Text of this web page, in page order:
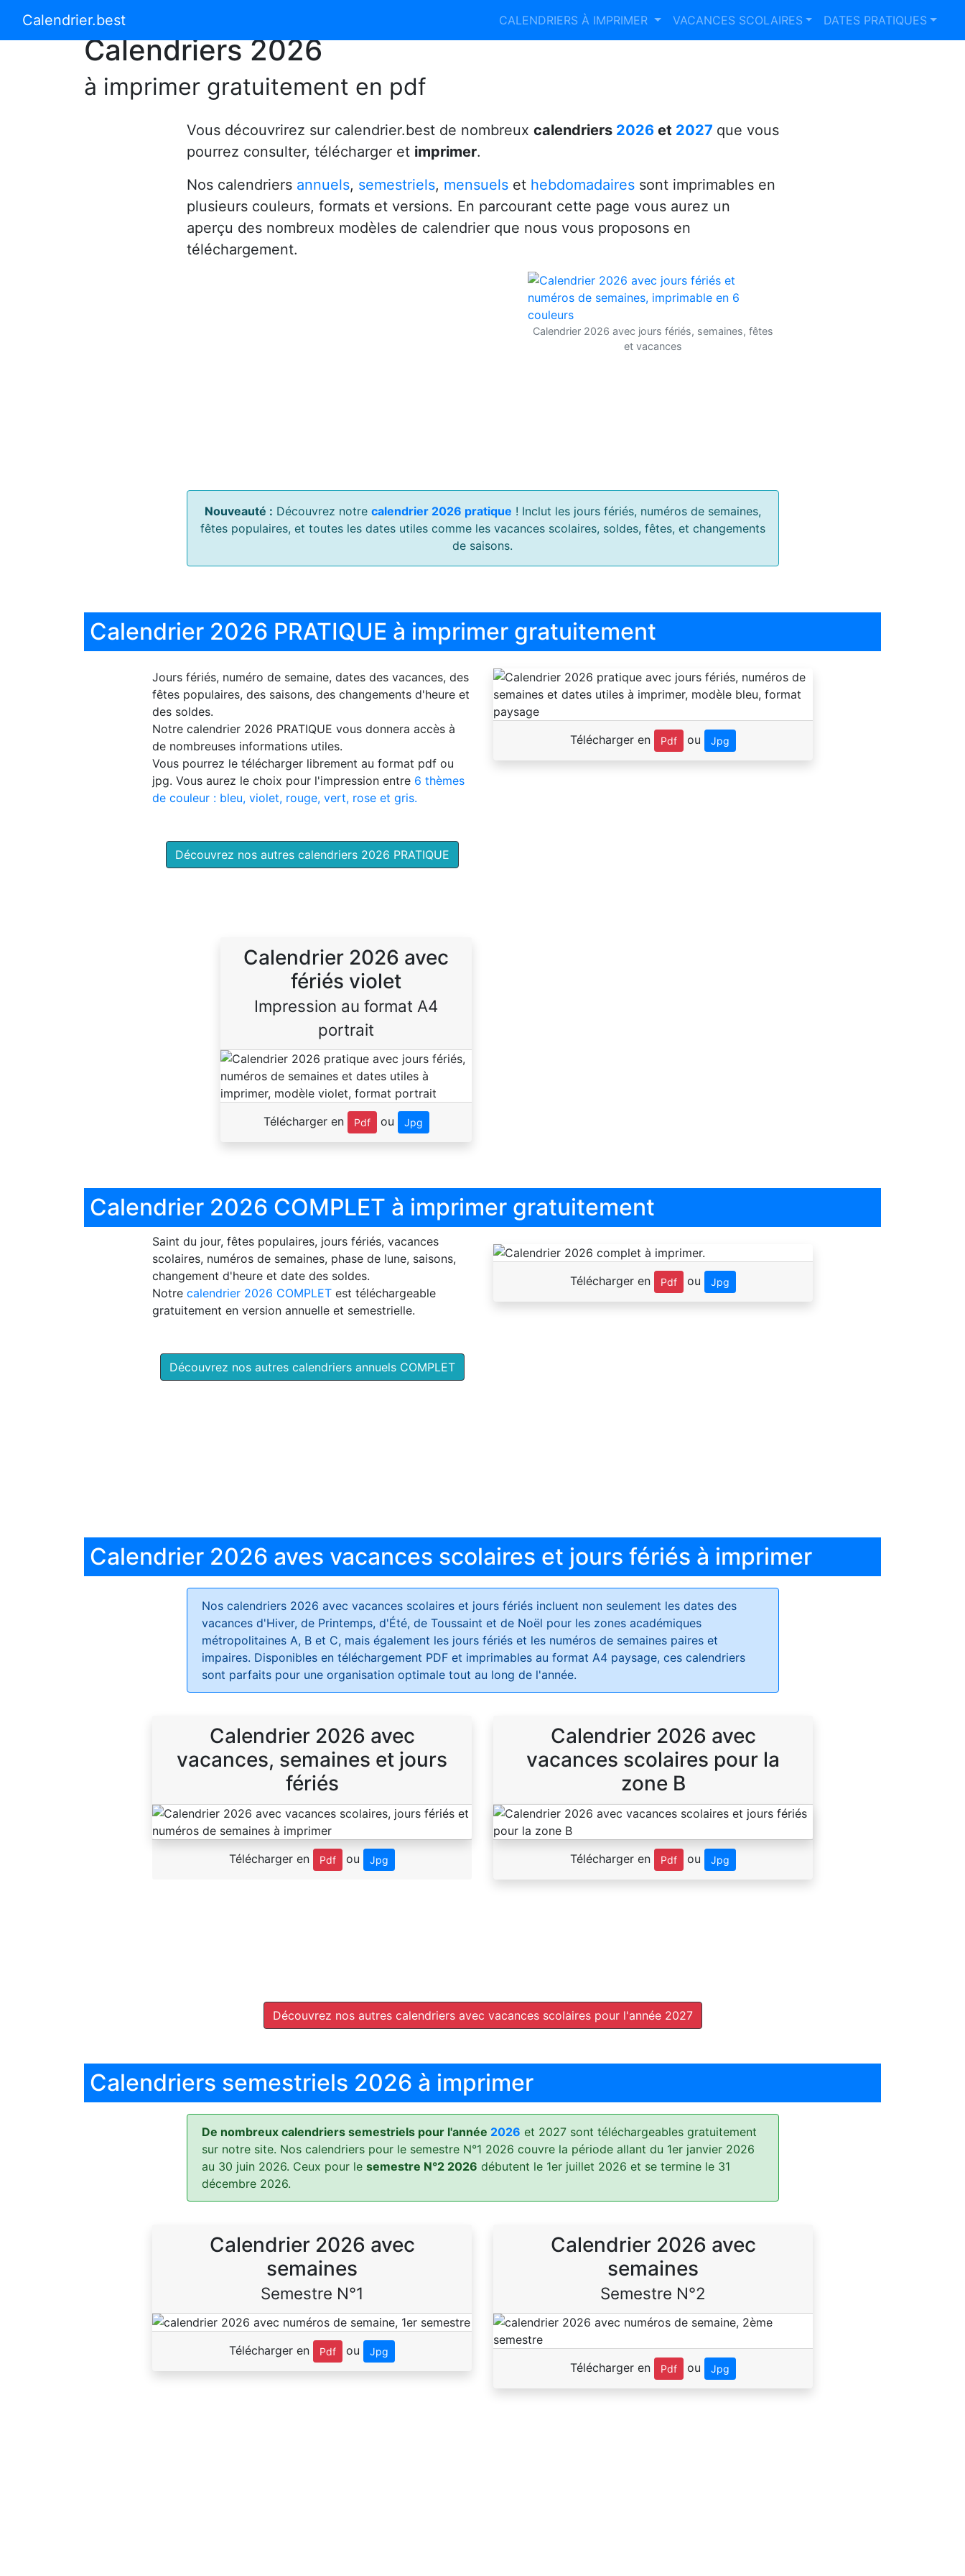
Calendrier.best CALENDRIERS À IMPRIMER VACANCES SCOLAIRES DATES PRATIQUES
Calendrier 2024 Calendrier 2027
Calendriers 2026
à imprimer gratuitement en pdf
Vous découvrirez sur calendrier.best de nombreux calendriers 2026et 2027 que vous
pourrez consulter, télécharger et imprimer.
Nos calendriers annuels, semestriels, mensuelset hebdomadairessont imprimables en
plusieurs couleurs, formats et versions. En parcourant cette page vous aurez un
aperçu des nombreux modèles de calendrier que nous vous proposons en
téléchargement.
Calendrier 2026 avec jours fériés, semaines, fêtes
et vacances
Nouveauté : Découvrez notre calendrier 2026 pratique ! Inclut les jours fériés, numéros de semaines,
fêtes populaires, et toutes les dates utiles comme les vacances scolaires, soldes, fêtes, et changements
de saisons.
Calendrier 2026 PRATIQUE à imprimer gratuitement
Jours fériés, numéro de semaine, dates des vacances, des
fêtes populaires, des saisons, des changements d'heure et
des soldes.
Notre calendrier 2026 PRATIQUE vous donnera accès à
de nombreuses informations utiles.
Vous pourrez le télécharger librement au format pdf ou
jpg. Vous aurez le choix pour l'impression entre 6 thèmes
de couleur : bleu, violet, rouge, vert, rose et gris.
Découvrez nos autres calendriers 2026 PRATIQUE
Télécharger en Pdf ou Jpg
Calendrier 2026 avec
fériés violet
Impression au format A4
portrait
Télécharger en Pdf ou Jpg
Calendrier 2026 COMPLET à imprimer gratuitement
Saint du jour, fêtes populaires, jours fériés, vacances
scolaires, numéros de semaines, phase de lune, saisons,
changement d'heure et date des soldes.
Notre calendrier 2026 COMPLET est téléchargeable
gratuitement en version annuelle et semestrielle.
Découvrez nos autres calendriers annuels COMPLET
Télécharger en Pdf ou Jpg
Calendrier 2026 aves vacances scolaires et jours fériés à imprimer
Nos calendriers 2026 avec vacances scolaires et jours fériésincluent non seulement les dates des
vacances d'Hiver, de Printemps, d'Été, de Toussaint et de Noël pour les zones académiques
métropolitaines A, B et C, mais également les jours fériés et les numéros de semaines paires et
impaires. Disponibles en téléchargement PDF et imprimables au format A4 paysage, ces calendriers
sont parfaits pour une organisation optimale tout au long de l'année.
Calendrier 2026 avec
vacances, semaines et jours
fériés
Télécharger en Pdf ou Jpg
Calendrier 2026 avec
vacances scolaires pour la
zone B
Télécharger en Pdf ou Jpg
Découvrez nos autres calendriers avec vacances scolaires pour l'année 2027
Calendriers semestriels 2026 à imprimer
De nombreux calendriers semestriels pour l'année 2026 et 2027 sont téléchargeables gratuitement
sur notre site. Nos calendriers pour le semestre N°1 2026 couvre la période allant du 1er janvier 2026
au 30 juin 2026. Ceux pour le semestre N°2 2026 débutent le 1er juillet 2026 et se termine le 31
décembre 2026.
Calendrier 2026 avec
semaines
Semestre N°1
Télécharger en Pdf ou Jpg
Calendrier 2026 avec
semaines
Semestre N°2
Télécharger en Pdf ou Jpg